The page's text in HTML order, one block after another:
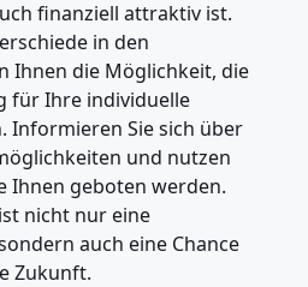
finanziell attraktiv ist.
in den
Ihnen die Möglichkeit, die
für Ihre individuelle
Informieren Sie sich über
und nutzen
Ihnen geboten werden.
nicht nur eine
auch eine Chance
Zukunft.